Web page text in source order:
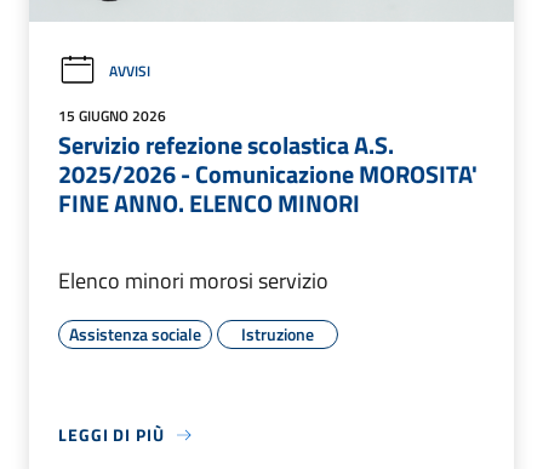
AVVISI
15 GIUGNO 2026
Servizio refezione scolastica A.S.
2025/2026 - Comunicazione MOROSITA'
FINE ANNO. ELENCO MINORI
Elenco minori morosi servizio
Assistenza sociale Istruzione
LEGGI DI PIÙ